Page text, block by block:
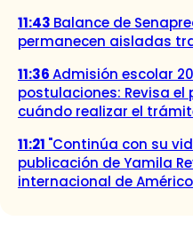
11:43 Balance de
permanecen aisladas
11:36Admisión escolar
postulaciones: Revisa
cuándo realizar el
11:21 "Continúa con su
publicación de Yamila
internacional de Américo